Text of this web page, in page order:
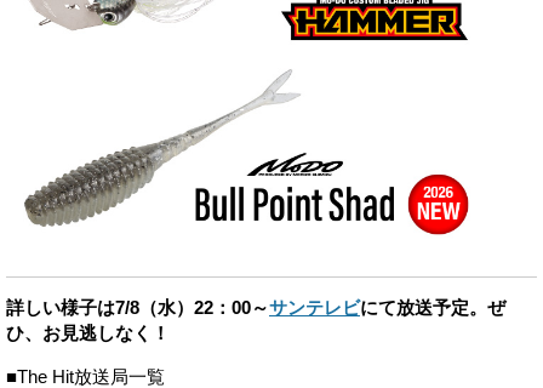
詳しい様子は7/8（水）22：00～サンテレビにて放送予定。ぜ
ひ、お見逃しなく！
■The Hit放送局一覧